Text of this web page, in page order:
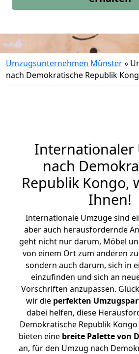
Umzugsunternehmen Münster»
nach Demokratische Republik
Internationaler
nach
Republik Kongo,
Ihnen!
Internationale Umzüge sind
aber auch herausfordernde
geht nicht nur darum, Möbel
von einem Ort zum anderen
sondern auch darum, sich in
einzufinden und sich an
Vorschriften anzupassen.
wir die perfekten
dabei helfen, diese
Demokratische Republik
bieten eine breite Palette von
an, für den Umzug nach